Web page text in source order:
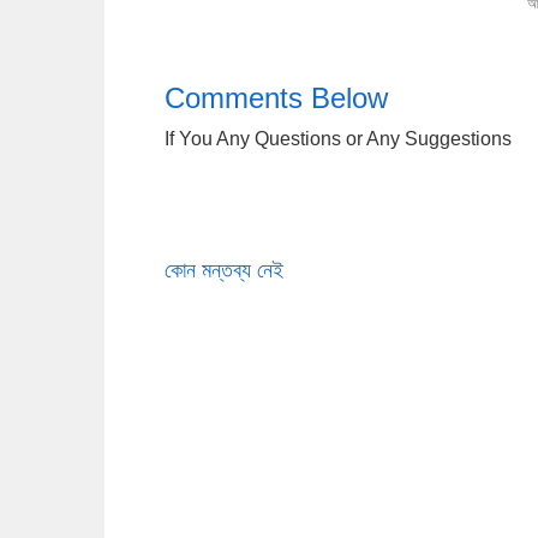
Comments Below
If You Any Questions or Any Suggestions
কোন মন্তব্য নেই